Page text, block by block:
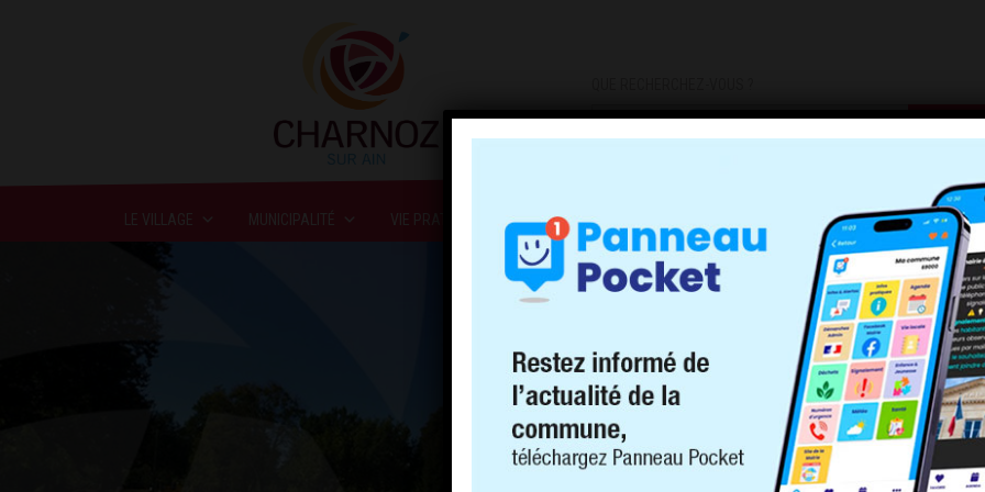
LE VILLAGE MUNICIPALITÉ VIE PRATIQUE DEMARCHES INSCRIPTIONS INFOS/